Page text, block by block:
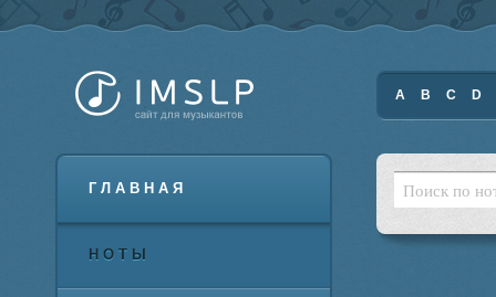
ГЛАВНАЯ
НОТЫ
A B C D